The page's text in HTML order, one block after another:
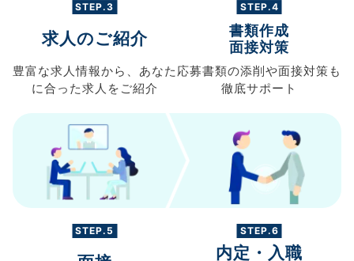
STEP.3
求人のご紹介
豊富な求人情報から、 あなた
に合った求人を ご紹介
STEP.4
書類作成
面接対策
応募書類の添削や面接対策も
徹底サポート
STEP.5 STEP.6
内定・入職